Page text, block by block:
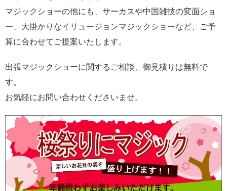
マジックショーの他にも、サーカスや中国雑技の変面ショ
ー、大掛かりなイリュージョンマジックショーなど、ご予
算に合わせてご提案いたします。
出張マジックショーに関するご相談、御見積りは無料で
す。
お気軽にお問い合わせくださいませ。